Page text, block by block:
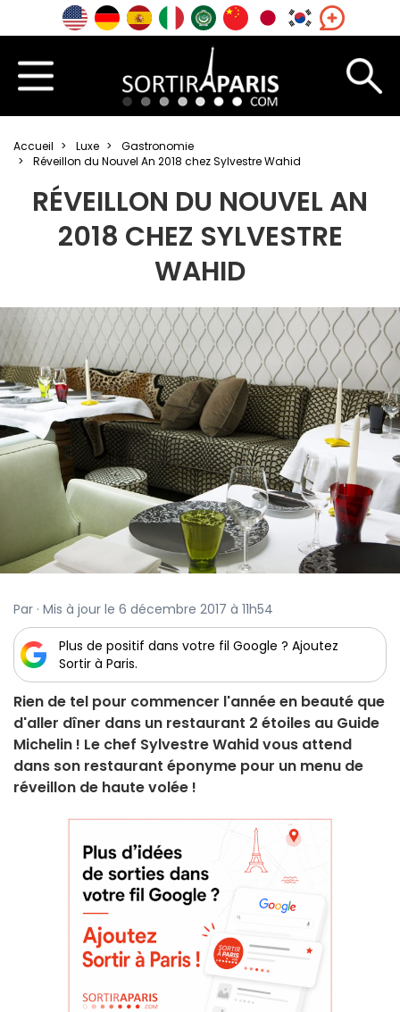
Accueil Luxe
Gastronomie
Réveillon du Nouvel An 2018 chez Sylvestre Wahid
RÉVEILLON DU NOUVEL AN
2018 CHEZ SYLVESTRE
WAHID
Par · Mis à jour le 6 décembre 2017 à 11h54
Plus de positif dans votre fil Google ? Ajoutez
Sortir à Paris.
Rien de tel pour commencer l'année en beauté que
d'aller dîner dans un restaurant 2 étoiles au Guide
Michelin ! Le chef Sylvestre Wahid vous attend
dans son restaurant éponyme pour un menu de
réveillon de haute volée !